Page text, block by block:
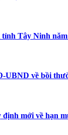
tỉnh Tây Ninh
UBND về bồi
mới về hạn